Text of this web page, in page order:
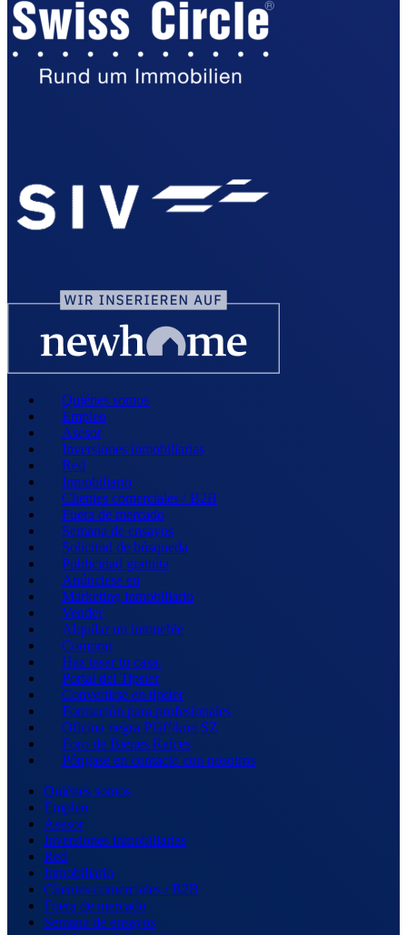
Quiénes somos
Empleo
Asesor
Inversiones inmobiliarias
Red
Inmobiliario
Clientes comerciales / B2B
Fuera de mercado
Semana de ensayos
Solicitud de búsqueda
Publicidad gratuita
Anúnciese en
Marketing inmobiliario
Vender
Alquilar un inmueble
Comprar
Haz tasar tu casa.
Portal del Tipster
Convertirse en tipster
Formación para profesionales
Oficina negra Pfäffikon SZ
Foro de Bienes Raíces
Póngase en contacto con nosotros
Quiénes somos
Empleo
Asesor
Inversiones inmobiliarias
Red
Inmobiliario
Clientes comerciales / B2B
Fuera de mercado
Semana de ensayos